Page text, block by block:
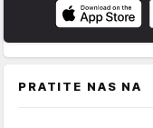
PRATITE NAS NA